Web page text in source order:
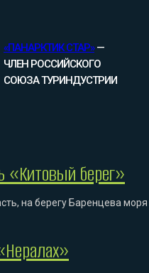
«ПАНАРКТИК СТАР»—
ЧЛЕН РОССИЙСКОГО
СОЮЗА ТУРИНДУСТРИИ
«Китовый берег»
на берегу Баренцева моря